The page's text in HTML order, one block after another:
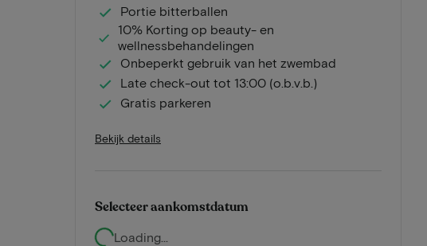
Portie bitterballen
10% Korting op beauty- en
wellnessbehandelingen
Onbeperkt gebruik van het zwembad
Late check-out tot 13:00 (o.b.v.b.)
Gratis parkeren
Bekijk details
Selecteer aankomstdatum
Loading...